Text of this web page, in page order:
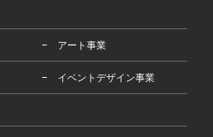
アート事業
イベントデザイン事業